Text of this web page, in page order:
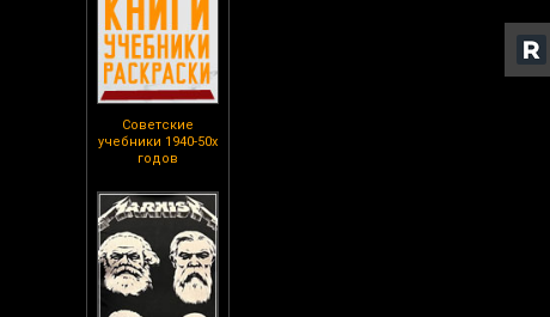
Советские
учебники 1940-50х
годов